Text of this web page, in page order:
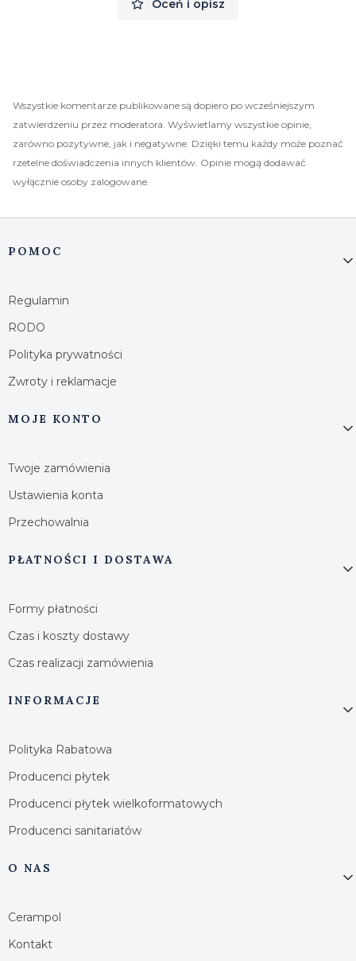
Oceń i opisz
Wszystkie komentarze publikowane są dopiero po wcześniejszym
zatwierdzeniu przez moderatora. Wyświetlamy wszystkie opinie,
zarówno pozytywne, jak i negatywne. Dzięki temu każdy może poznać
rzetelne doświadczenia innych klientów. Opinie mogą dodawać
wyłącznie osoby zalogowane.
Linki w stopce
POMOC
Regulamin
RODO
Polityka prywatności
Zwroty i reklamacje
MOJE KONTO
Twoje zamówienia
Ustawienia konta
Przechowalnia
PŁATNOŚCI I DOSTAWA
Formy płatności
Czas i koszty dostawy
Czas realizacji zamówienia
INFORMACJE
Polityka Rabatowa
Producenci płytek
Producenci płytek wielkoformatowych
Producenci sanitariatów
O NAS
Cerampol
Kontakt